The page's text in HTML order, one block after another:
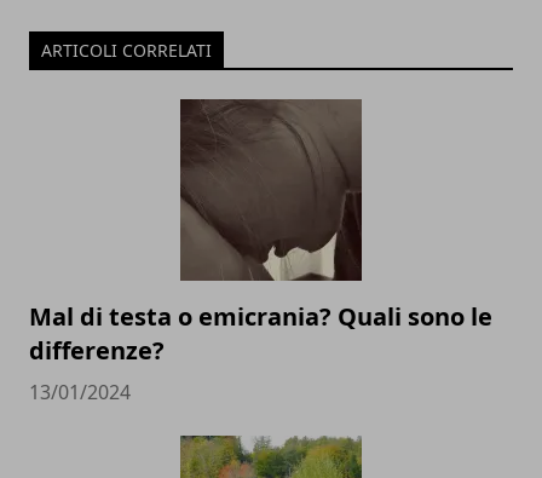
ARTICOLI CORRELATI
Mal di testa o emicrania? Quali sono le
differenze?
13/01/2024